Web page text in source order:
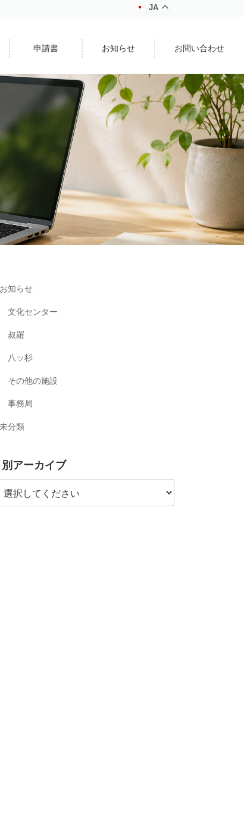
JA
申請書 お知らせ お問い合わせ
お知らせ
文化センター
叔羅
八ッ杉
その他の施設
事務局
未分類
別アーカイブ